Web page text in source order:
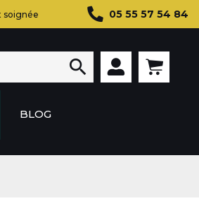
soignée 05 55 57 54 84
BLOG
